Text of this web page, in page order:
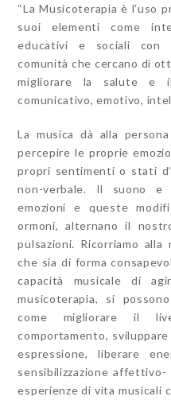
“La Musicoterapia è l’uso
suoi elementi come
educativi e sociali con
comunità che cercano di
migliorare la salute e
comunicativo, emotivo,
La musica dà alla
percepire le proprie
propri sentimenti o stati
non-verbale. Il suono e
emozioni e queste
ormoni, alternano il
pulsazioni. Ricorriamo
che sia di forma
capacità musicale di
musicoterapia, si
come migliorare il
comportamento,
espressione, liberare
sensibilizzazione
esperienze di vita musicali